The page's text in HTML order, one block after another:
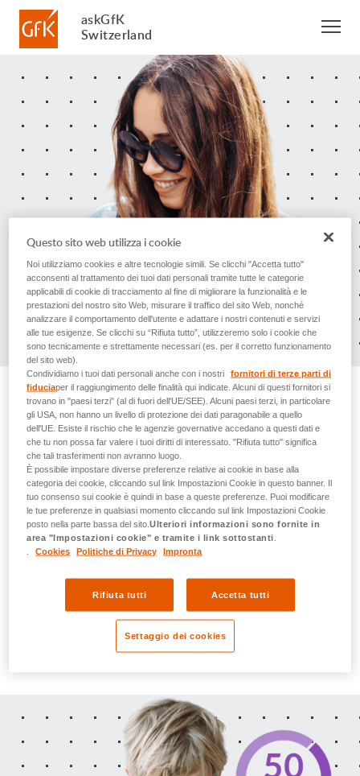
askGfK
Switzerland
Raccogliete premi
dando la vostra
opinione
Come membro di askGfK.ch riceverete regolarmente
sondaggi interessanti. Beneficiate di premi e buoni di
Registrati ora
Questo sito web utilizza i cookie
Noi utilizziamo cookies e altre tecnologie simili. Se clicchi "Accetta tutto"
acconsenti al trattamento dei tuoi dati personali tramite tutte le categorie
applicabili di cookie di tracciamento al fine di migliorare la funzionalità e le
prestazioni del nostro sito Web, misurare il traffico del sito Web, nonché
analizzare il comportamento dell'utente e adattare i nostri contenuti e servizi
alle tue esigenze. Se clicchi su “Rifiuta tutto”, utilizzeremo solo i cookie che
sono tecnicamente e strettamente necessari (es. per il corretto funzionamento
del sito web).
Condividiamo i tuoi dati personali anche con i nostri
fornitori di terze parti di
fiduciaper il raggiungimento delle finalità qui indicate. Alcuni di questi fornitori si
trovano in "paesi terzi" (al di fuori dell'UE/SEE). Alcuni paesi terzi, in particolare
gli USA, non hanno un livello di protezione dei dati paragonabile a quello
dell'UE. Esiste il rischio che le agenzie governative accedano a questi dati e
che tu non possa far valere i tuoi diritti di interessato. "Rifiuta tutto" significa
che tali trasferimenti non avranno luogo.
È possibile impostare diverse preferenze relative ai cookie in base alla
categoria dei cookie, cliccando sul link Impostazioni Cookie in questo banner. Il
tuo consenso sui cookie è quindi in base a queste preferenze. Puoi modificare
le tue preferenze in qualsiasi momento cliccando sul link Impostazioni Cookie
posto nella parte bassa del sito.Ulteriori informazioni sono fornite in
area "Impostazioni cookie" e tramite i link sottostanti
Cookies Politiche di Privacy Impronta
Rifiuta tutti Accetta tutti
Settaggio dei cookies